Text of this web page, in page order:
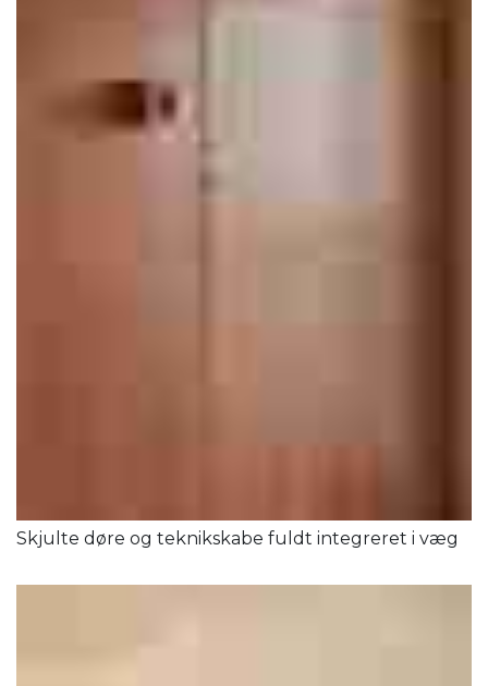
Skjulte døre og teknikskabe fuldt integreret i væg